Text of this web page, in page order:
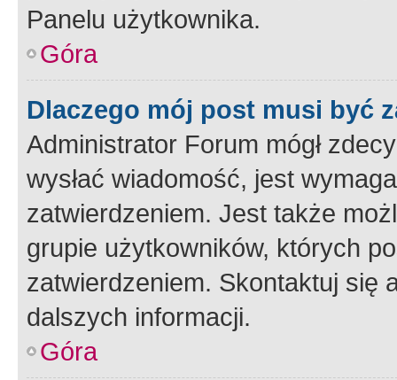
Panelu użytkownika.
Góra
Dlaczego mój post musi być
Administrator Forum mógł
wysłać wiadomość, jest
zatwierdzeniem. Jest także
grupie użytkowników, których
zatwierdzeniem. Skontaktuj się
dalszych informacji.
Góra